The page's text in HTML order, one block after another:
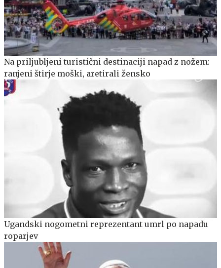
Na priljubljeni turistični destinaciji napad z nožem:
ranjeni štirje moški, aretirali žensko
Ugandski nogometni reprezentant umrl po napadu
roparjev